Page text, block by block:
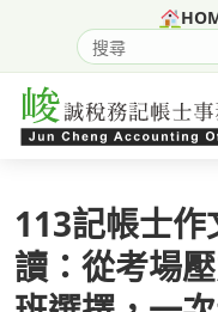
搜尋網站內容
113記帳士作
讀：從考場